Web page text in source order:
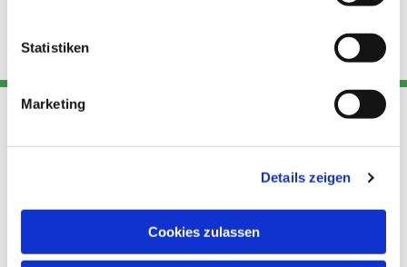
Statistiken
Marketing
Details zeigen
Cookies zulassen
Adresse
Kirchengemeinde Pfarrei
Hl. Theresa von Avila Berlin
Kont
Telefon
+49 30
Links
Datensch
Datensch